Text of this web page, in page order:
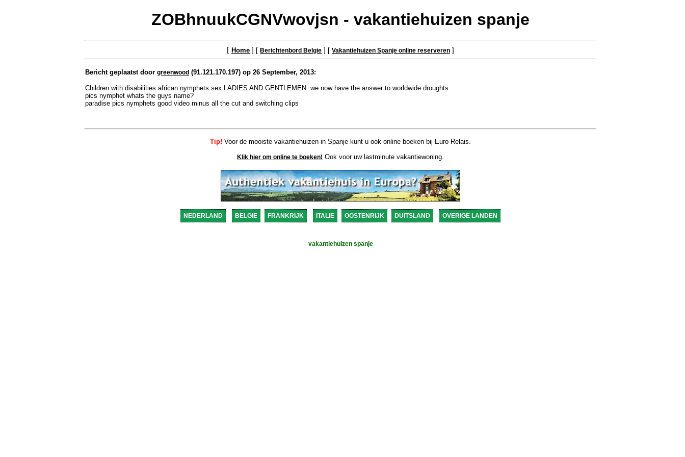
ZOBhnuukCGNVwovjsn - vakantiehuizen spanje
[ Home ] [ Berichtenbord Belgie ] [ Vakantiehuizen Spanje online reserveren ]
Bericht geplaatst door greenwood (91.121.170.197) op 26 September, 2013:
Children with disabilities african nymphets sex LADIES AND GENTLEMEN. we now have the answer to worldwide droughts..
pics nymphet whats the guys name?
paradise pics nymphets good video minus all the cut and switching clips
Tip! Voor de mooiste vakantiehuizen in Spanje kunt u ook online boeken bij Euro Relais.
Klik hier om online te boeken! Ook voor uw lastminute vakantiewoning.
NEDERLAND BELGIE FRANKRIJK ITALIE OOSTENRIJK DUITSLAND OVERIGE LANDEN
vakantiehuizen spanje